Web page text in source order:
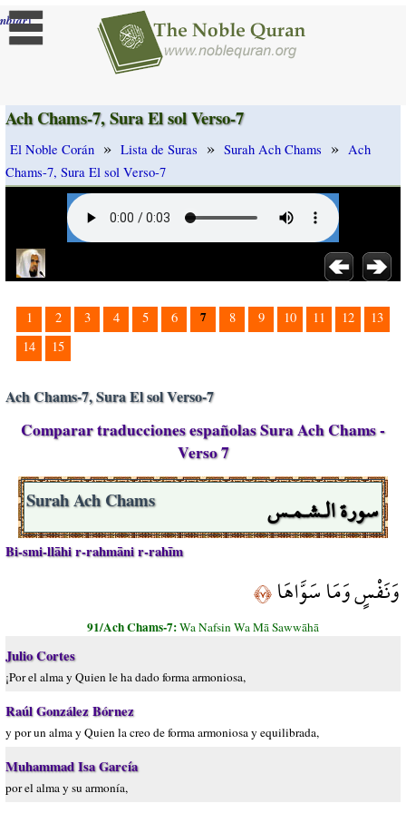
]
Ach Chams-7, Sura El sol Verso-7
El Noble Corán » Lista de Suras » Surah Ach Chams » Ach
Chams-7, Sura El sol Verso-7
1 2 3 4 5 6 7 8 9 10 11 12
13
14
15
Ach Chams-7, Sura El sol Verso-7
Comparar traducciones españolas Sura Ach Chams -
Verso 7
سورة الـشـمـس Surah Ach Chams
Bi-smi-llāhi r-rahmāni r-rahīm
وَنَفْسٍ وَمَا سَوَّاهَا﴿٧﴾
91/Ach Chams-7:Wa Nafsin Wa Mā Sawwāhā
Julio Cortes
¡Por el alma y Quien le ha dado forma armoniosa,
Raúl González Bórnez
y por un alma y Quien la creo de forma armoniosa y equilibrada,
Muhammad Isa García
por el alma y su armonía,